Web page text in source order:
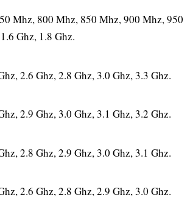
Mhz, 800 Mhz, 850 Mhz, 900 Mhz, 950
Ghz, 1.8 Ghz.
2.6 Ghz, 2.8 Ghz, 3.0 Ghz, 3.3 Ghz.
2.9 Ghz, 3.0 Ghz, 3.1 Ghz, 3.2 Ghz.
2.8 Ghz, 2.9 Ghz, 3.0 Ghz, 3.1 Ghz.
2.6 Ghz, 2.8 Ghz, 2.9 Ghz, 3.0 Ghz.